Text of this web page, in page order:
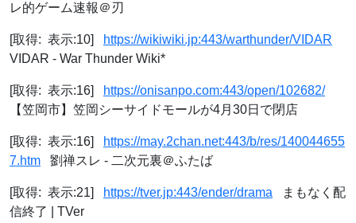
レ的ゲーム速報＠刃
[取得: 表示:10]
https://wikiwiki.jp:443/warthunder/VIDAR
VIDAR - War Thunder Wiki*
[取得: 表示:16]
https://onisanpo.com:443/open/102682/
【笠岡市】笠岡シーサイドモールが4月30日で閉店
[取得: 表示:16]
https://may.2chan.net:443/b/res/140044655
7.htm 劉禅スレ - 二次元裏＠ふたば
[取得: 表示:21] https://tver.jp:443/ender/drama まもなく配
信終了 | TVer